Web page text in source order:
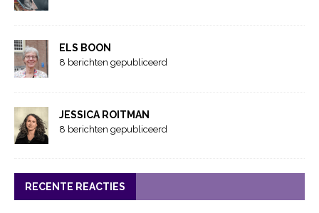
ELS BOON
8 berichten gepubliceerd
JESSICA ROITMAN
8 berichten gepubliceerd
RECENTE REACTIES